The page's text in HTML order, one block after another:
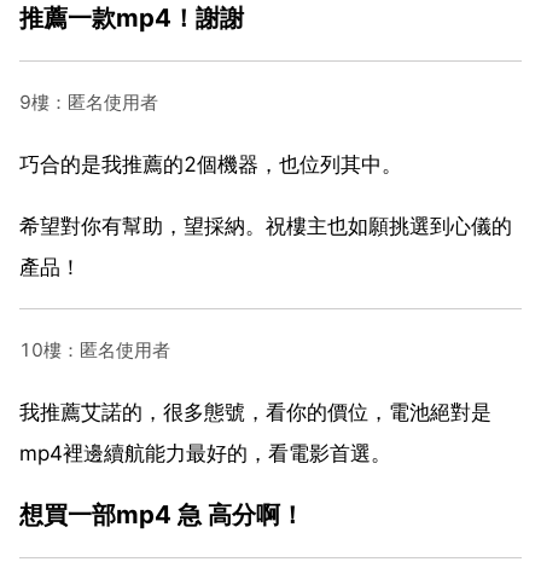
推薦一款mp4！謝謝
9樓：匿名使用者
巧合的是我推薦的2個機器，也位列其中。
希望對你有幫助，望採納。祝樓主也如願挑選到心儀的
產品！
10樓：匿名使用者
我推薦艾諾的，很多態號，看你的價位，電池絕對是
mp4裡邊續航能力最好的，看電影首選。
想買一部mp4 急 高分啊！